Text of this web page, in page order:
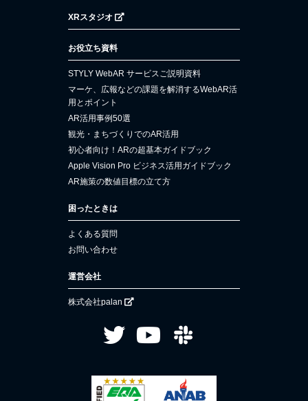
XRスタジオ
お役立ち資料
STYLY WebAR サービスご説明資料
マーケ、広報などの課題を解消するWebAR活
用とポイント
AR活用事例50選
観光・まちづくりでのAR活用
初心者向け！ARの超基本ガイドブック
Apple Vision Pro ビジネス活用ガイドブック
AR施策の数値目標の立て方
困ったときは
よくある質問
お問い合わせ
運営会社
株式会社palan